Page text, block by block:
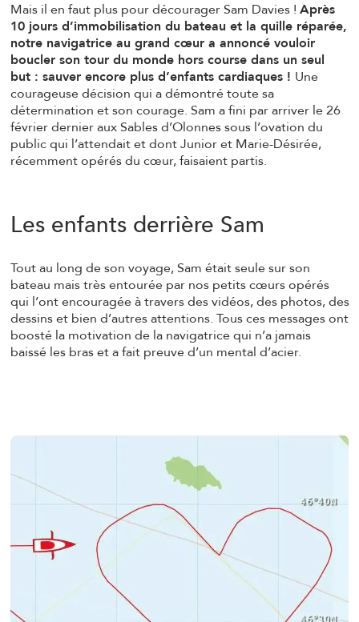
Mais il en faut plus pour décourager Sam Davies ! Après
10 jours d’immobilisation du bateau et la quille réparée,
notre navigatrice au grand cœur a annoncé vouloir
boucler son tour du monde hors course dans un seul
but : sauver encore plus d’enfants cardiaques ! Une
courageuse décision qui a démontré toute sa
détermination et son courage. Sam a fini par arriver le 26
février dernier aux Sables d’Olonnes sous l’ovation du
public qui l’attendait et dont Junior et Marie-Désirée,
récemment opérés du cœur, faisaient partis.
Les enfants derrière Sam
Tout au long de son voyage, Sam était seule sur son
bateau mais très entourée par nos petits cœurs opérés
qui l’ont encouragée à travers des vidéos, des photos, des
dessins et bien d’autres attentions. Tous ces messages ont
boosté la motivation de la navigatrice qui n’a jamais
baissé les bras et a fait preuve d’un mental d’acier.